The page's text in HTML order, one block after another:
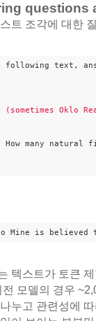
questions
트 조각에 대한
following text,
(sometimes
How many natural
Mine is
텍스트가 토큰
전 모델의 경우
누고 관련성에